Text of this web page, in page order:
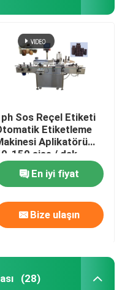
Sos Reçel Etiketi
Etiketleme
Aplikatörü
150 şişe / dak
En iyi fiyat
Bize ulaşın
(28)